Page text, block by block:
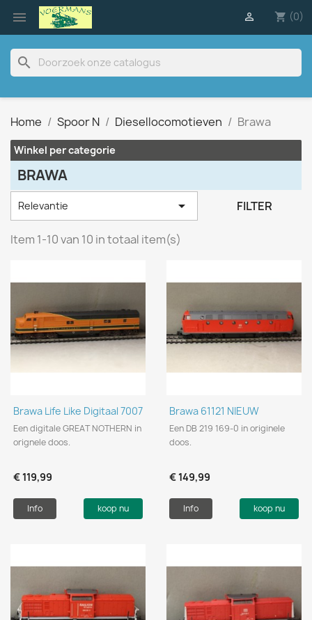
 shopping_cart (0)

search
Home Spoor N Diesellocomotieven Brawa
Winkel per categorie
BRAWA
Relevantie  FILTER
Item 1-10 van 10 in totaal item(s)
Brawa Life Like Digitaal 7007
Een digitale GREAT NOTHERN in
orignele doos.
€ 119,99
Info koop nu
Brawa 61121 NIEUW
Een DB 219 169-0 in originele
doos.
€ 149,99
Info koop nu